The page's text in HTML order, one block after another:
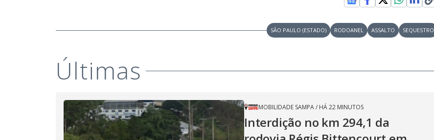
V
i
d
SÃO PAULO (ESTADO) RODOANEL ASSALTO SEQUESTRO
Últimas
MOBILIDADE SAMPA/ HÁ 22 MINUTOS
Interdição no km 294,1 da